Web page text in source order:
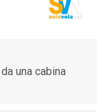
una cabina